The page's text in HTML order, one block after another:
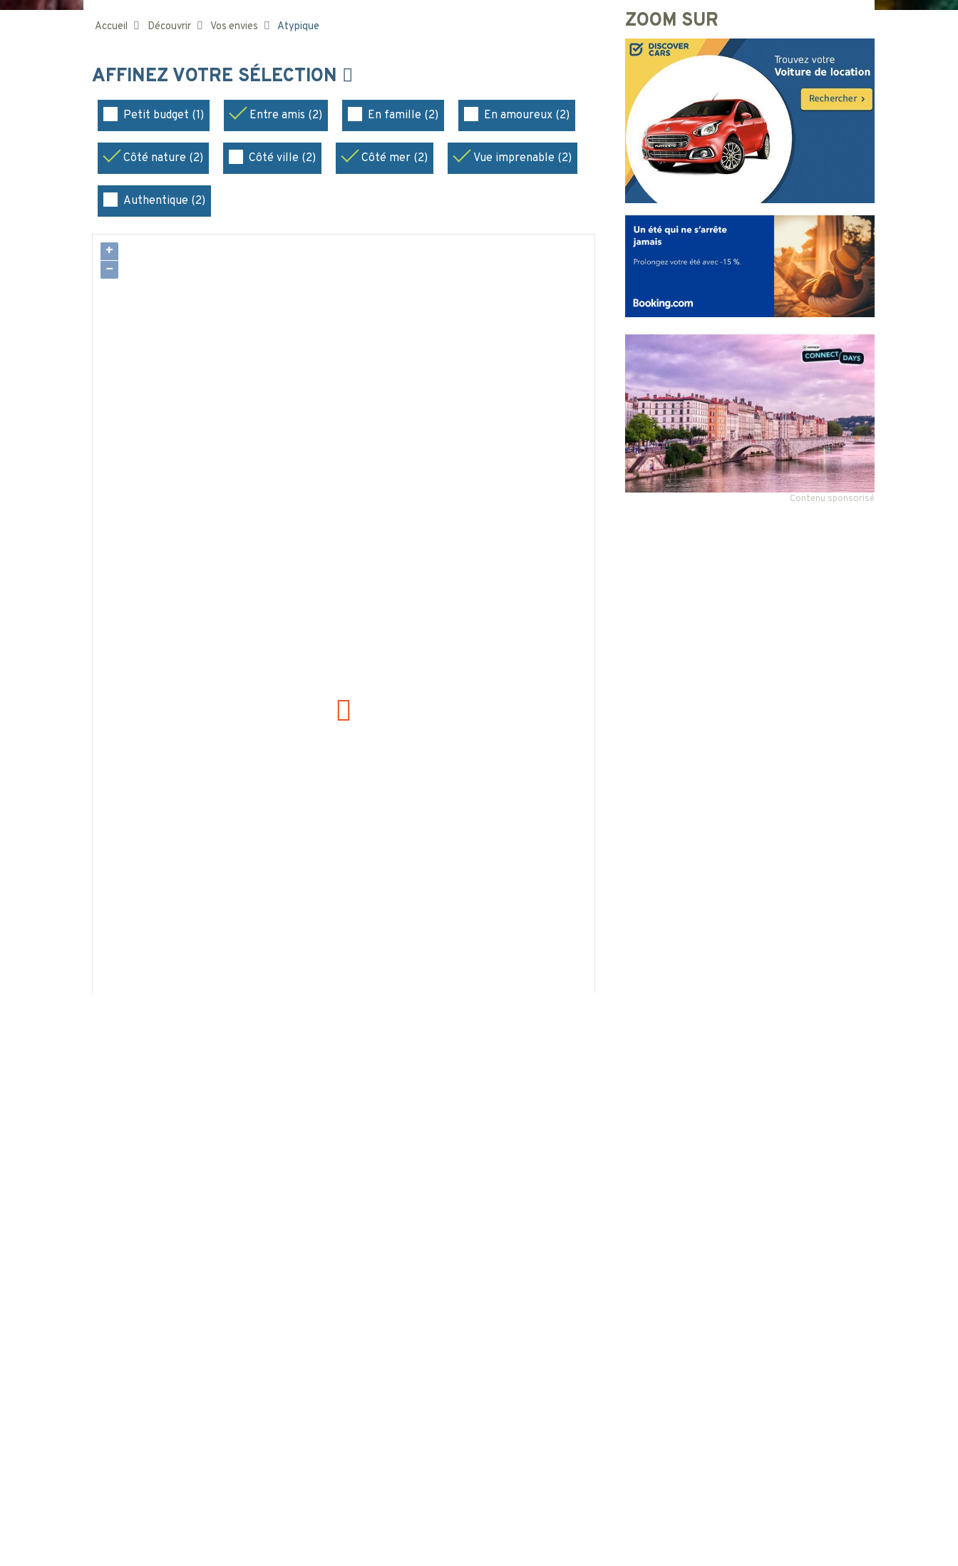
Accueil Découvrir Vos envies Atypique
AFFINEZ VOTRE SÉLECTION
Petit budget (1) Entre amis (2) En famille (2) En amoureux (2)
Côté nature (2) Côté ville (2) Côté mer (2) Vue imprenable (2)
Authentique (2)
+
−
ZOOM SUR
Contenu sponsorisé